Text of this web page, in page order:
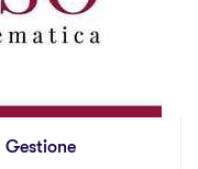
Gestione